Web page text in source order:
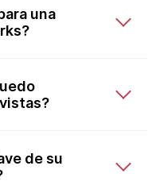
una
de su